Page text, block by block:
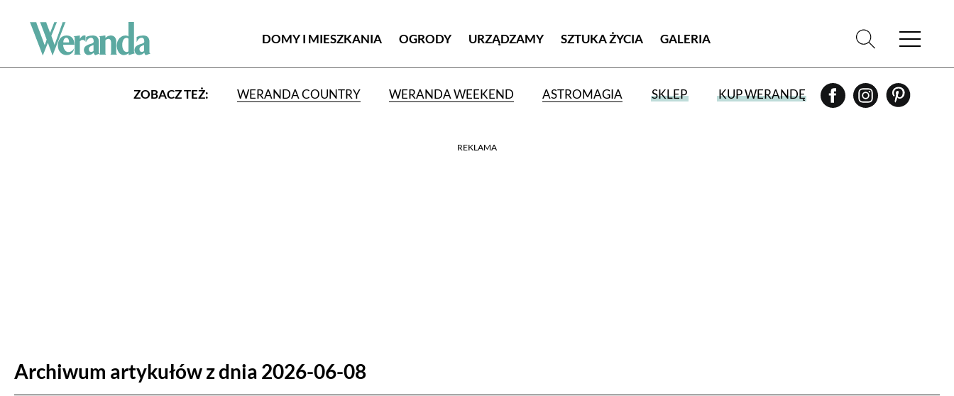
DOMY I MIESZKANIA OGRODY URZĄDZAMY SZTUKA ŻYCIA GALERIA
ZOBACZ TEŻ: WERANDA COUNTRY WERANDA WEEKEND ASTROMAGIA SKLEP KUP WERANDĘ
REKLAMA
Archiwum artykułów z dnia 2026-06-08